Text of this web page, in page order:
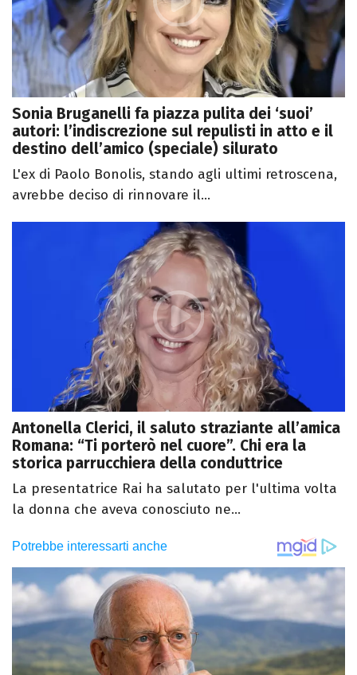
Sonia Bruganelli fa piazza pulita dei ‘suoi’
autori: l’indiscrezione sul repulisti in atto e il
destino dell’amico (speciale) silurato
L'ex di Paolo Bonolis, stando agli ultimi retroscena,
avrebbe deciso di rinnovare il...
Antonella Clerici, il saluto straziante all’amica
Romana: “Ti porterò nel cuore”. Chi era la
storica parrucchiera della conduttrice
La presentatrice Rai ha salutato per l'ultima volta
la donna che aveva conosciuto ne...